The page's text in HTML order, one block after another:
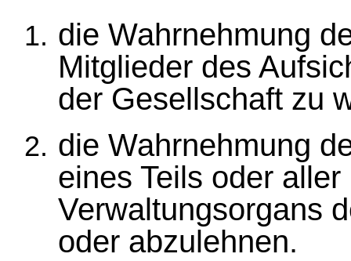
die Wahrnehmung
Mitglieder des
der Gesellschaft zu
die Wahrnehmung
eines Teils oder
Verwaltungsorgans
oder abzulehnen.